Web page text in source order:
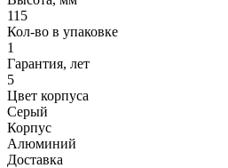
115
Кол-во в упаковке
1
Гарантия, лет
5
Цвет корпуса
Серый
Корпус
Алюминий
Доставка